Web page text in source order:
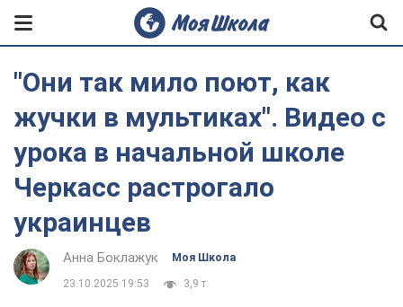
"Они так мило поют, как
жучки в мультиках". Видео с
урока в начальной школе
Черкасс растрогало
украинцев
Анна Боклажук Моя Школа
23.10.2025 19:53 3,9 т.